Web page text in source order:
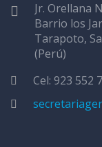
Jr. Orellana
Barrio los
Tarapoto,
(Perú)
Cel: 923 552